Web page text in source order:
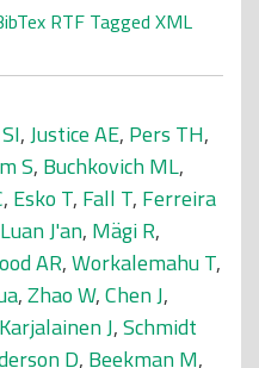
RTF Tagged XML
,Justice AE, Pers TH,
S, Buchkovich ML,
, Esko T, Fall T, Ferreira
Luan J'an, Mägi R,
AR,Workalemahu T,
,Zhao W,Chen J,
Karjalainen J,Schmidt
D, Beekman M,